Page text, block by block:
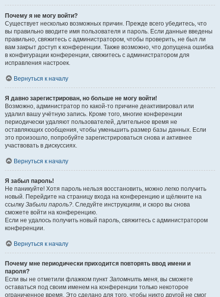
Почему я не могу войти?
Существует несколько возможных причин. Прежде всего убедитесь, что
вы правильно вводите имя пользователя и пароль. Если данные введены
правильно, свяжитесь с администратором, чтобы проверить, не был ли
вам закрыт доступ к конференции. Также возможно, что допущена ошибка
в конфигурации конференции, свяжитесь с администратором для
исправления настроек.
Вернуться к началу
Я давно зарегистрирован, но больше не могу войти!
Возможно, администратор по какой-то причине деактивировал или
удалил вашу учётную запись. Кроме того, многие конференции
периодически удаляют пользователей, длительное время не
оставляющих сообщения, чтобы уменьшить размер базы данных. Если
это произошло, попробуйте зарегистрироваться снова и активнее
участвовать в дискуссиях.
Вернуться к началу
Я забыл пароль!
Не паникуйте! Хотя пароль нельзя восстановить, можно легко получить
новый. Перейдите на страницу входа на конференцию и щёлкните на
ссылку Забыли пароль?. Следуйте инструкциям, и скоро вы снова
сможете войти на конференцию.
Если не удалось получить новый пароль, свяжитесь с администратором
конференции.
Вернуться к началу
Почему мне периодически приходится повторять ввод имени и
пароля?
Если вы не отметили флажком пункт Запомнить меня, вы сможете
оставаться под своим именем на конференции только некоторое
ограниченное время. Это сделано для того, чтобы никто другой не смог